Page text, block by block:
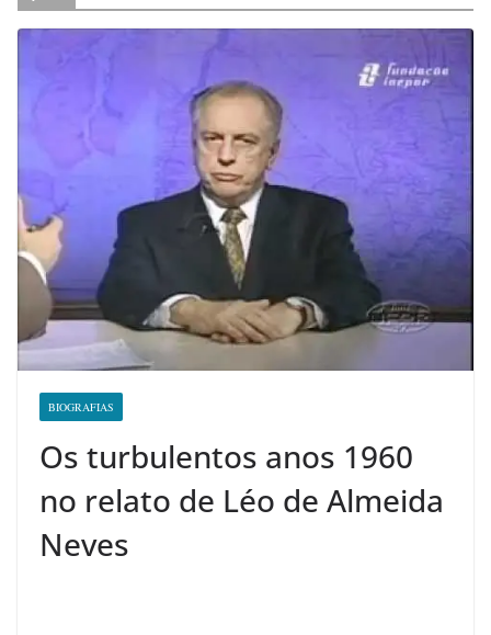
BIOGRAFIAS
Os turbulentos anos 1960
no relato de Léo de Almeida
Neves